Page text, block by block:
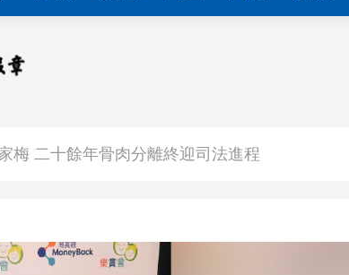
梅 二十餘年骨肉分離終迎司法進程
機不顧而去開車逃去